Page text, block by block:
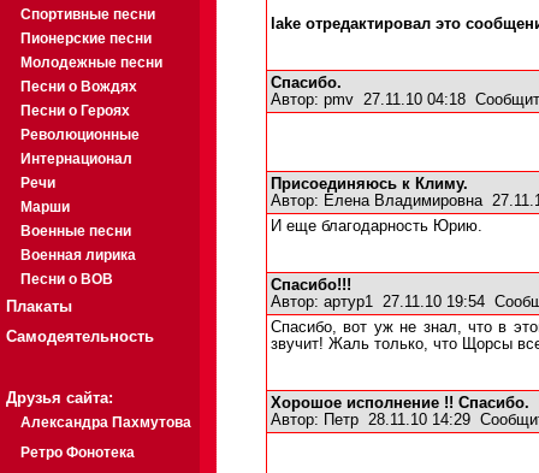
Спортивные песни
Пионерские песни
Молодежные песни
Песни о Вождях
Песни о Героях
Революционные
Интернационал
Речи
Марши
Военные песни
Военная лирика
Песни о ВОВ
Плакаты
Самодеятельность
Друзья сайта:
Александра Пахмутова
Ретро Фонотека
lake отредактировал это
Спасибо.
Автор: pmv 27.11.10 04:18
Присоединяюсь к Климу.
Автор: Елена Владимировна
И еще благодарность Юрию.
Спасибо!!!
Автор: артур1 27.11.10 19:54
Спасибо, вот уж не знал, что в
звучит! Жаль только, что Щорсы
Хорошое исполнение !! Спасибо.
Автор:
Петр 28.11.10 14:29